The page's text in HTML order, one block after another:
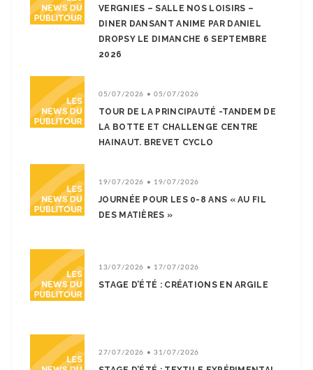
VERGNIES – SALLE NOS LOISIRS –
DINER DANSANT ANIME PAR DANIEL
DROPSY LE DIMANCHE 6 SEPTEMBRE
2026
05/07/2026 • 05/07/2026
TOUR DE LA PRINCIPAUTÉ -TANDEM DE
LA BOTTE ET CHALLENGE CENTRE
HAINAUT. BREVET CYCLO
19/07/2026 • 19/07/2026
JOURNÉE POUR LES 0-8 ANS « AU FIL
DES MATIÈRES »
13/07/2026 • 17/07/2026
STAGE D’ÉTÉ : CRÉATIONS EN ARGILE
27/07/2026 • 31/07/2026